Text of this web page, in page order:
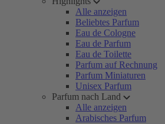
Alle anzeigen
Beliebtes Parfum
Eau de Cologne
Eau de Parfum
Eau de Toilette
Parfum auf Rechnung
Parfum Miniaturen
Unisex Parfum
Parfum nach Land
Alle anzeigen
Arabisches Parfum